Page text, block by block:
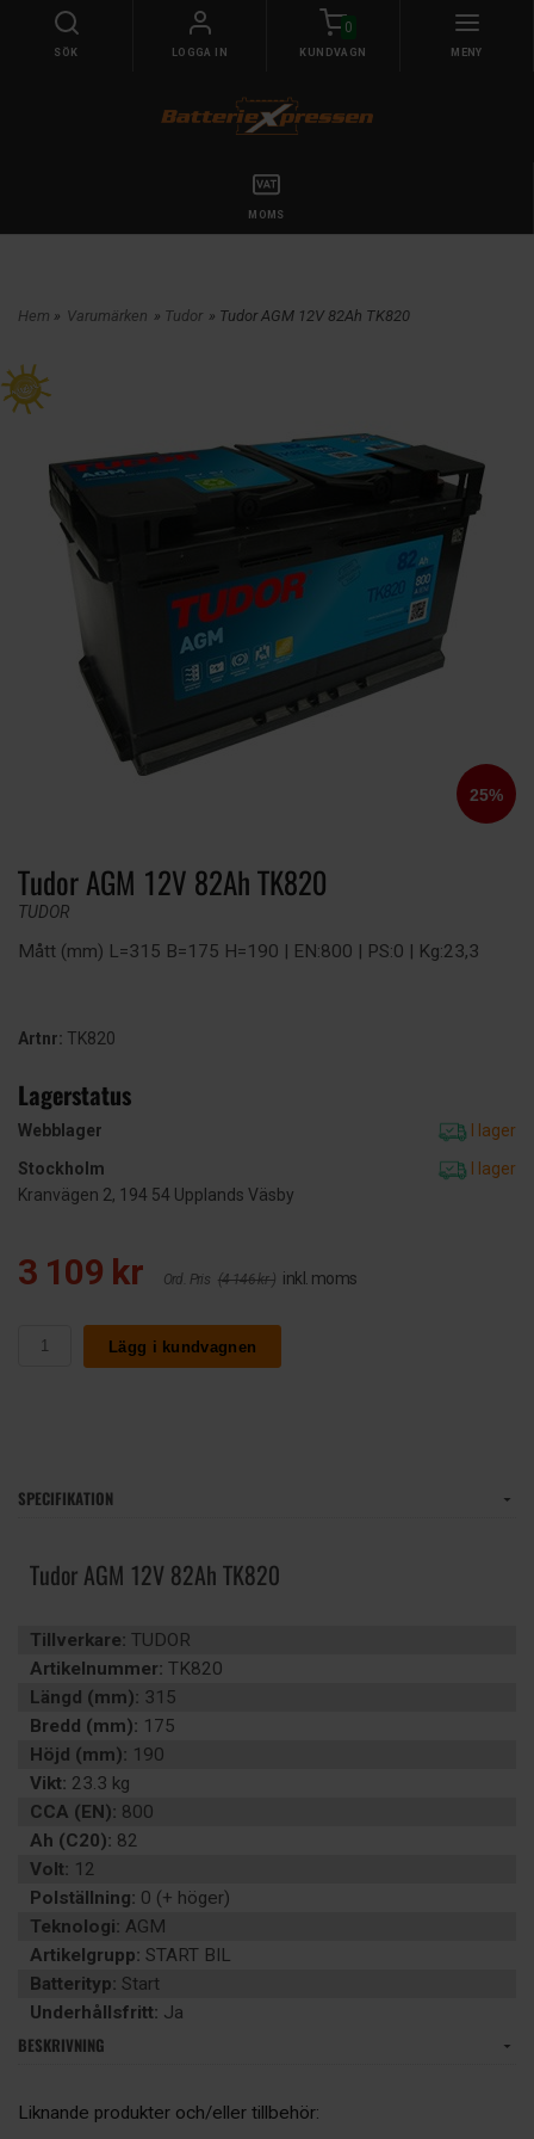
SÖK LOGGA IN
0
KUNDVAGN MENY
MOMS
Hem » Varumärken » Tudor » Tudor AGM 12V 82Ah TK820
Tudor AGM 12V 82Ah TK820
TUDOR
Mått (mm) L=315 B=175 H=190 | EN:800 | PS:0 | Kg:23,3
Artnr: TK820
Lagerstatus
Webblager
I lager
Stockholm
I lager
Kranvägen 2, 194 54 Upplands Väsby
3 109 kr Ord. Pris (4 146 kr ) inkl. moms
Lägg i kundvagnen
SPECIFIKATION
Tudor AGM 12V 82Ah TK820
Tillverkare: TUDOR
Artikelnummer: TK820
Längd (mm): 315
Bredd (mm): 175
Höjd (mm): 190
Vikt: 23.3 kg
CCA (EN): 800
Ah (C20): 82
Volt: 12
Polställning: 0 (+ höger)
Teknologi: AGM
Artikelgrupp: START BIL
Batterityp: Start
Underhållsfritt: Ja
BESKRIVNING
Liknande produkter och/eller tillbehör: